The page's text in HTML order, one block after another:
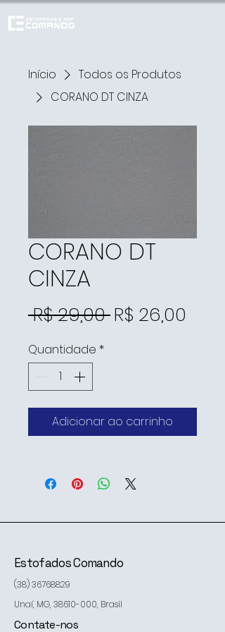
Início
Todos os Produtos
CORANO DT CINZA
CORANO DT
CINZA
R$ 29,00 Preço
R$ 26,00
Quantidade *
Adicionar ao carrinho
Estofados Comando
(38) 36768829
Unaí, MG, 38610-000, Brasil
Contate-nos